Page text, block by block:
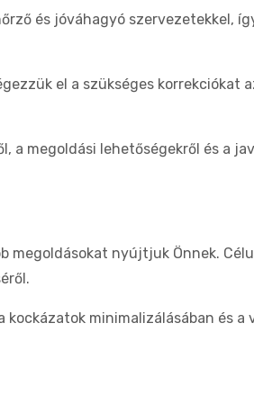
és jóváhagyó szervezetekkel,
el a szükséges korrekciókat
a megoldási lehetőségekről és a
nyújtjuk Önnek.
minimalizálásában és a